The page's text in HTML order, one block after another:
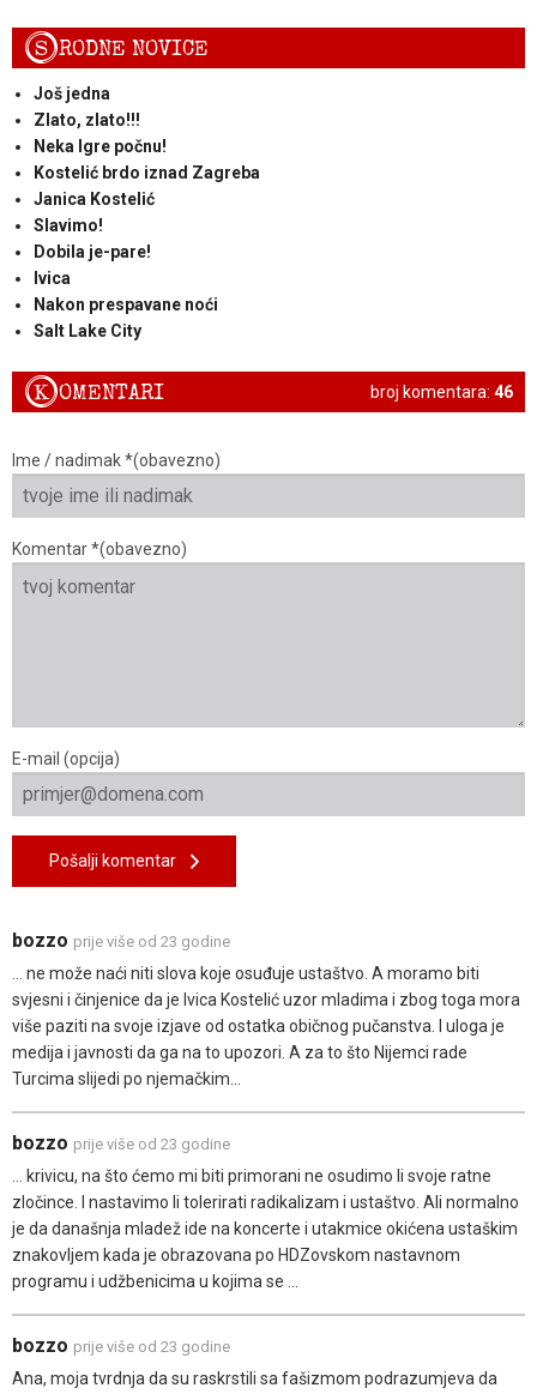
SRODNE NOVICE
Još jedna
Zlato, zlato!!!
Neka Igre počnu!
Kostelić brdo iznad Zagreba
Janica Kostelić
Slavimo!
Dobila je-pare!
Ivica
Nakon prespavane noći
Salt Lake City
broj komentara: 46
KOMENTARI
Ime / nadimak *(obavezno)
Komentar *(obavezno)
E-mail (opcija)
Pošalji komentar
bozzo prije više od 23 godine
... ne može naći niti slova koje osuđuje ustaštvo. A moramo biti
svjesni i činjenice da je Ivica Kostelić uzor mladima i zbog toga mora
više paziti na svoje izjave od ostatka običnog pučanstva. I uloga je
medija i javnosti da ga na to upozori. A za to što Nijemci rade
Turcima slijedi po njemačkim...
bozzo prije više od 23 godine
... krivicu, na što ćemo mi biti primorani ne osudimo li svoje ratne
zločince. I nastavimo li tolerirati radikalizam i ustaštvo. Ali normalno
je da današnja mladež ide na koncerte i utakmice okićena ustaškim
znakovljem kada je obrazovana po HDZovskom nastavnom
programu i udžbenicima u kojima se ...
bozzo prije više od 23 godine
Ana, moja tvrdnja da su raskrstili sa fašizmom podrazumjeva da